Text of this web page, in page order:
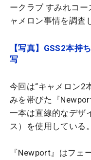
ークラブ すみれコ
ャメロン事情を調査
【写真】GSS2本
写
今回は“キャメロン2
みを帯びた『
一本は直線的なデザ
ス）を使用している
『Newport』はフェ